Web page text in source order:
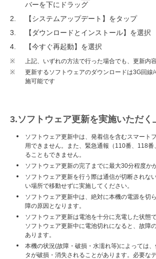
バーを下にドラッグ
【システムアップデート】をタップ
【ダウンロードとインストール】を選択
【今すぐ再起動】を選択
※
上記、いずれの方法で行った場合でも、更新内
※
更新するソフトウェアのダウンロードは3G回線
施可能です
3.ソフトウェア更新を実施いただく
ソフトウェア更新中は、発着信を含むスマート
用できません。また、緊急通報（110番、118
ることもできません。
ソフトウェア更新の完了までに最大30分程度か
ソフトウェア更新を行う際は通信が切断されな
い場所で移動せずに実施してください。
ソフトウェア更新中は、絶対に本機の電源を切
障の原因となります。
ソフトウェア更新は電池を十分に充電した状態
ソフトウェア更新中に電池切れになると、故障
あります。
本機の状況(故障・破損・水濡れ等)によっては
タが破損・消失されることがあります。必要な